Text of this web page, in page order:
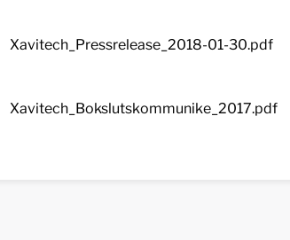
Xavitech_Pressrelease_2018-01-30.pdf
Xavitech_Bokslutskommunike_2017.pdf